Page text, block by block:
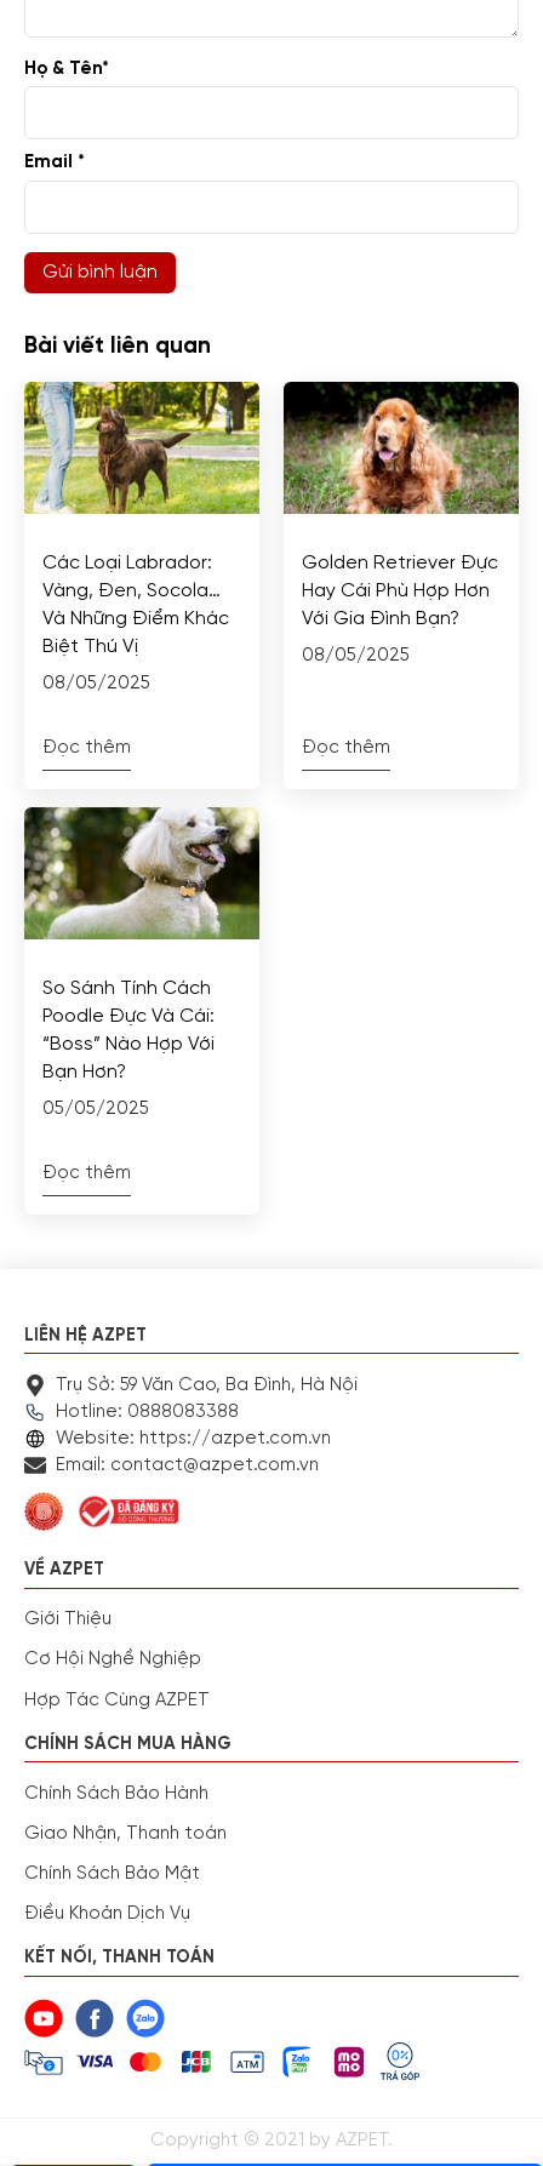
Họ & Tên*
Email *
Bài viết liên quan
Các Loại Labrador:
Vàng, Đen, Socola…
Và Những Điểm Khác
Biệt Thú Vị
08/05/2025
Đọc thêm
Golden Retriever Đực
Hay Cái Phù Hợp Hơn
Với Gia Đình Bạn?
08/05/2025
Đọc thêm
So Sánh Tính Cách
Poodle Đực Và Cái:
“Boss” Nào Hợp Với
Bạn Hơn?
05/05/2025
Đọc thêm
LIÊN HỆ AZPET
Trụ Sở: 59 Văn Cao, Ba Đình, Hà Nội
Hotline: 0888083388
Website: https://azpet.com.vn
Email: contact@azpet.com.vn
VỀ AZPET
Giới Thiệu
Cơ Hội Nghề Nghiệp
Hợp Tác Cùng AZPET
CHÍNH SÁCH MUA HÀNG
Chính Sách Bảo Hành
Giao Nhận, Thanh toán
Chính Sách Bảo Mật
Điều Khoản Dịch Vụ
KẾT NỐI, THANH TOÁN
Copyright © 2021 by AZPET.